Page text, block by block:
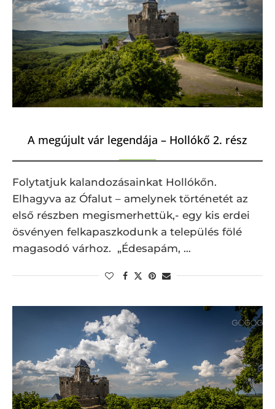
A megújult vár legendája – Hollókő 2. rész
Folytatjuk kalandozásainkat Hollókőn.
Elhagyva az Ófalut – amelynek történetét az
első részben megismerhettük,- egy kis erdei
ösvényen felkapaszkodunk a település fölé
magasodó várhoz. „Édesapám, …